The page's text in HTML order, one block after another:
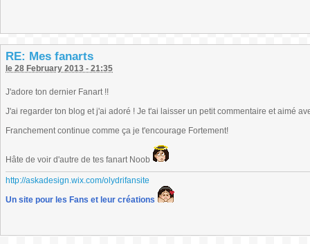
RE: Mes fanarts
le 28 February 2013 - 21:35
J'adore ton dernier Fanart !!
J'ai regarder ton blog et j'ai adoré ! Je t'ai laisser un petit commentaire et aimé
Franchement continue comme ça je t'encourage Fortement!
Hâte de voir d'autre de tes fanart Noob
http://askadesign.wix.com/olydrifansite
Un site pour les Fans et leur créations